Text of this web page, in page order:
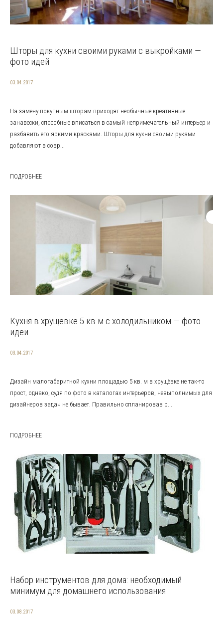
Шторы для кухни своими руками с выкройками —
фото идей
03.04.2017
На замену покупным шторам приходят необычные креативные
занавески, способные вписаться в самый непримечательный интерьер и
разбавить его яркими красками. Шторы для кухни своими руками
добавляют в совр...
ПОДРОБНЕЕ
Кухня в хрущевке 5 кв м с холодильником — фото
идеи
03.04.2017
Дизайн малогабаритной кухни площадью 5 кв. м в хрущёвке не так-то
прост, однако, судя по фото в каталогах интерьеров, невыполнимых для
дизайнеров задач не бывает. Правильно спланировав р...
ПОДРОБНЕЕ
Набор инструментов для дома: необходимый
минимум для домашнего использования
03.08.2017